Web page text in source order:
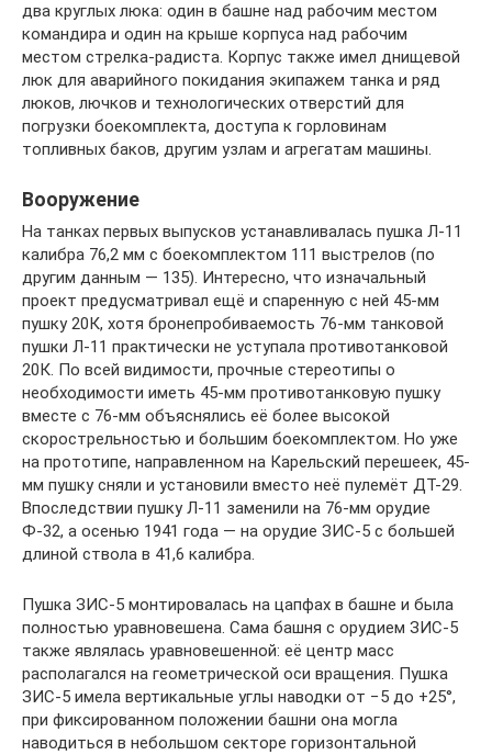
два круглых люка: один в башне над рабочим местом
командира и один на крыше корпуса над рабочим
местом стрелка-радиста. Корпус также имел днищевой
люк для аварийного покидания экипажем танка и ряд
люков, лючков и технологических отверстий для
погрузки боекомплекта, доступа к горловинам
топливных баков, другим узлам и агрегатам машины.
Вооружение
На танках первых выпусков устанавливалась пушка Л-11
калибра 76,2 мм с боекомплектом 111 выстрелов (по
другим данным — 135). Интересно, что изначальный
проект предусматривал ещё и спаренную с ней 45-мм
пушку 20К, хотя бронепробиваемость 76-мм танковой
пушки Л-11 практически не уступала противотанковой
20К. По всей видимости, прочные стереотипы о
необходимости иметь 45-мм противотанковую пушку
вместе с 76-мм объяснялись её более высокой
скорострельностью и большим боекомплектом. Но уже
на прототипе, направленном на Карельский перешеек, 45-
мм пушку сняли и установили вместо неё пулемёт ДТ-29.
Впоследствии пушку Л-11 заменили на 76-мм орудие
Ф-32, а осенью 1941 года — на орудие ЗИС-5 с большей
длиной ствола в 41,6 калибра.
Пушка ЗИС-5 монтировалась на цапфах в башне и была
полностью уравновешена. Сама башня с орудием ЗИС-5
также являлась уравновешенной: её центр масс
располагался на геометрической оси вращения. Пушка
ЗИС-5 имела вертикальные углы наводки от −5 до +25°,
при фиксированном положении башни она могла
наводиться в небольшом секторе горизонтальной